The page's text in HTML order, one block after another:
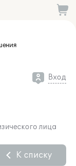
Вход
лица
К списку